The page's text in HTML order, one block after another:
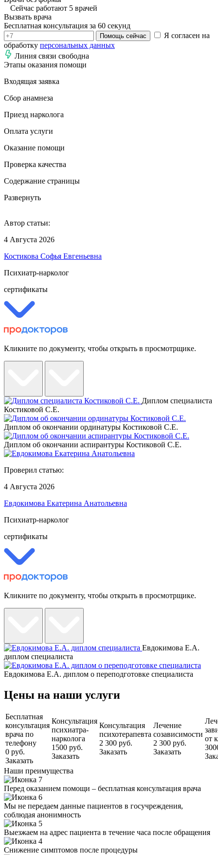
Сейчас работают 5 врачей
Вызвать врача
Бесплатная консультация за 60 секунд
Помощь сейчас
Я согласен на
обработку персональных данных
Линия связи свободна
Этапы оказания помощи
Входящая заявка
Сбор анамнеза
Приезд нарколога
Оплата услуги
Оказание помощи
Проверка качества
Содержание страницы
Развернуть
Автор статьи:
4 Августа 2026
Костикова Софья Евгеньевна
Психиатр-нарколог
сертификаты
Кликните по документу, чтобы открыть в просмотрщике.
Диплом специалиста
Костиковой С.Е.
Диплом об окончании ординатуры Костиковой С.Е.
Диплом об окончании аспирантуры Костиковой С.Е.
Проверил статью:
4 Августа 2026
Евдокимова Екатерина Анатольевна
Психиатр-нарколог
сертификаты
Кликните по документу, чтобы открыть в просмотрщике.
Евдокимова Е.А.
диплом специалиста
Евдокимова Е.А. диплом о переподготовке специалиста
Цены на наши услуги
Бесплатная
консультация
врача по
телефону
0 руб.
Заказать
Консультация
психиатра-
нарколога
1500 руб.
Заказать
Консультация
психотерапевта
2 300 руб.
Заказать
Лечение
созависимости
2 300 руб.
Заказать
от
Наши преимущества
Перед оказанием помощи – бесплатная консультация врача
Мы не передаем данные пациентов в госучреждения,
соблюдая анонимность
Выезжаем на адрес пациента в течение часа после обращения
Снижение симптомов после процедуры